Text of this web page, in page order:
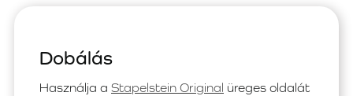
Dobálás
Használja a Stapelstein Original üreges oldalát